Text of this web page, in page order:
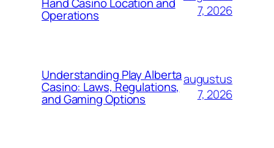
Operations
7, 2026
Understanding Play Alberta
Casino: Laws, Regulations,
and Gaming Options
augustus
7, 2026